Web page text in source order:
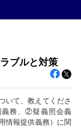
ブルと対策
いて、教えてくださ
務、②疑義照会義
情報提供義務）に関